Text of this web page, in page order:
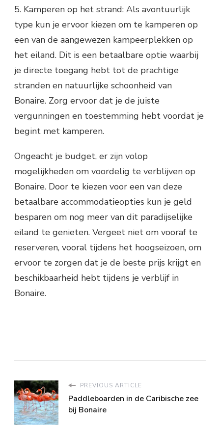
5. Kamperen op het strand: Als avontuurlijk
type kun je ervoor kiezen om te kamperen op
een van de aangewezen kampeerplekken op
het eiland. Dit is een betaalbare optie waarbij
je directe toegang hebt tot de prachtige
stranden en natuurlijke schoonheid van
Bonaire. Zorg ervoor dat je de juiste
vergunningen en toestemming hebt voordat je
begint met kamperen.
Ongeacht je budget, er zijn volop
mogelijkheden om voordelig te verblijven op
Bonaire. Door te kiezen voor een van deze
betaalbare accommodatieopties kun je geld
besparen om nog meer van dit paradijselijke
eiland te genieten. Vergeet niet om vooraf te
reserveren, vooral tijdens het hoogseizoen, om
ervoor te zorgen dat je de beste prijs krijgt en
beschikbaarheid hebt tijdens je verblijf in
Bonaire.
PREVIOUS ARTICLE
Paddleboarden in de Caribische zee
bij Bonaire